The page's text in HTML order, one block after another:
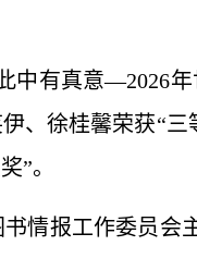
中有真意—2026
、徐桂馨荣获“
”。
情报工作委员会